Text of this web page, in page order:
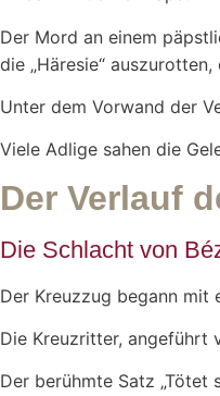
Der Mord an einem
die „Häresie“
Unter dem Vorwand der
Viele Adlige sahen die
Der Verlauf
Die Schlacht von
Der Kreuzzug begann mit
Die Kreuzritter, angeführt
Der berühmte Satz